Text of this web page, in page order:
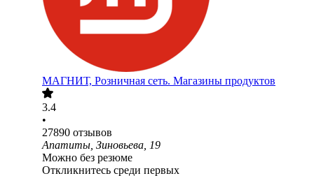
МАГНИТ, Розничная сеть. Магазины продуктов
3.4
•
27890 отзывов
Апатиты, Зиновьева, 19
Можно без резюме
Откликнитесь среди первых